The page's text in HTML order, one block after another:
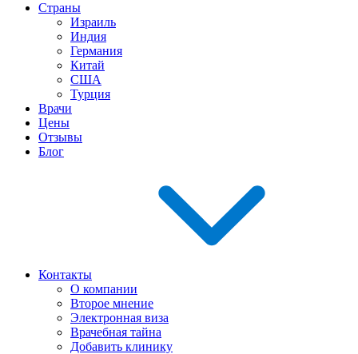
Страны
Израиль
Индия
Германия
Китай
США
Турция
Врачи
Цены
Отзывы
Блог
Контакты
О компании
Второе мнение
Электронная виза
Врачебная тайна
Добавить клинику